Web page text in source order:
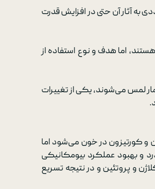
به آثار آن حتی در افزایش قدرت
اما هدف و نوع استفاده از
لمس می‌شوند، یکی از تغییرات
و کورتیزون در خون می‌شود اما
و بهبود عملکرد بیومکانیکی
و پروتئین و در نتیجه تسریع